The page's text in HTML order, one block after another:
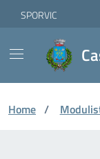
Skip to Main
Vai ai contenuti
Vai al footer
SPORVIC
Home /